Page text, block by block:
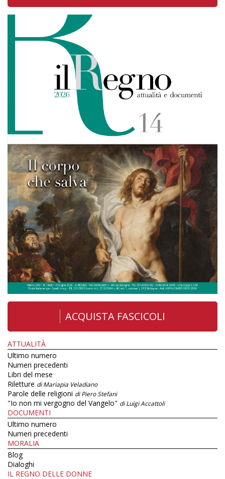
ACQUISTA FASCICOLI
ATTUALITÀ
Ultimo numero
Numeri precedenti
Libri del mese
Riletture di Mariapia Veladiano
Parole delle religioni di Piero Stefani
"Io non mi vergogno del Vangelo" di Luigi Accattoli
DOCUMENTI
Ultimo numero
Numeri precedenti
MORALIA
Blog
Dialoghi
IL REGNO DELLE DONNE